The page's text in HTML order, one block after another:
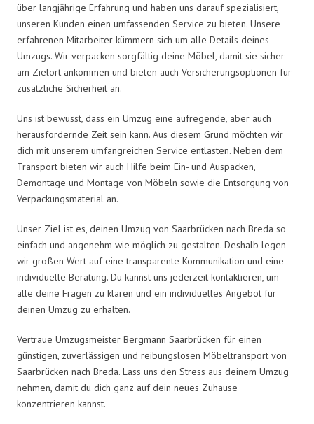
über langjährige Erfahrung und haben uns darauf spezialisiert,
unseren Kunden einen umfassenden Service zu bieten. Unsere
erfahrenen Mitarbeiter kümmern sich um alle Details deines
Umzugs. Wir verpacken sorgfältig deine Möbel, damit sie sicher
am Zielort ankommen und bieten auch Versicherungsoptionen für
zusätzliche Sicherheit an.
Uns ist bewusst, dass ein Umzug eine aufregende, aber auch
herausfordernde Zeit sein kann. Aus diesem Grund möchten wir
dich mit unserem umfangreichen Service entlasten. Neben dem
Transport bieten wir auch Hilfe beim Ein- und Auspacken,
Demontage und Montage von Möbeln sowie die Entsorgung von
Verpackungsmaterial an.
Unser Ziel ist es, deinen Umzug von Saarbrücken nach Breda so
einfach und angenehm wie möglich zu gestalten. Deshalb legen
wir großen Wert auf eine transparente Kommunikation und eine
individuelle Beratung. Du kannst uns jederzeit kontaktieren, um
alle deine Fragen zu klären und ein individuelles Angebot für
deinen Umzug zu erhalten.
Vertraue Umzugsmeister Bergmann Saarbrücken für einen
günstigen, zuverlässigen und reibungslosen Möbeltransport von
Saarbrücken nach Breda. Lass uns den Stress aus deinem Umzug
nehmen, damit du dich ganz auf dein neues Zuhause
konzentrieren kannst.